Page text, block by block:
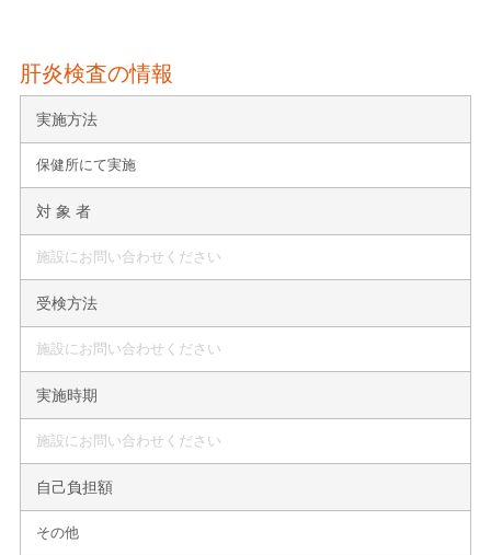
肝炎検査の情報
実施方法
保健所にて実施
対 象 者
施設にお問い合わせください
受検方法
施設にお問い合わせください
実施時期
施設にお問い合わせください
自己負担額
その他